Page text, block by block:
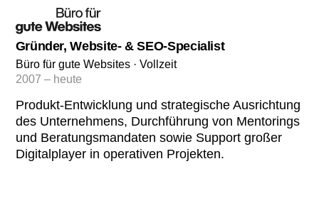
Gründer, Website- & SEO-Specialist
Büro für gute Websites · Vollzeit
2007 – heute
Produkt-Entwicklung und strategische Ausrichtung
des Unternehmens, Durchführung von Mentorings
und Beratungsmandaten sowie Support großer
Digitalplayer in operativen Projekten.